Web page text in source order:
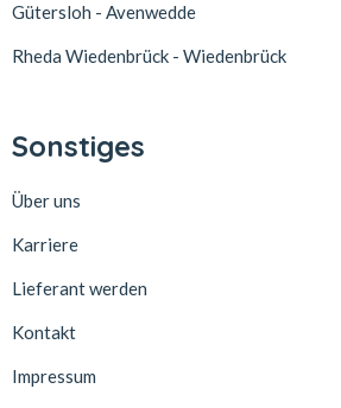
Gütersloh - Avenwedde
Rheda Wiedenbrück - Wiedenbrück
Sonstiges
Über uns
Karriere
Lieferant werden
Kontakt
Impressum